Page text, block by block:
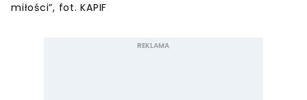
miłości”, fot. KAPIF